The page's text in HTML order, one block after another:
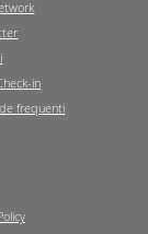
in
frequenti